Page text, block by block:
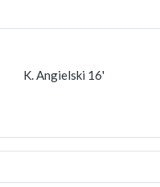
K. Angielski 16'